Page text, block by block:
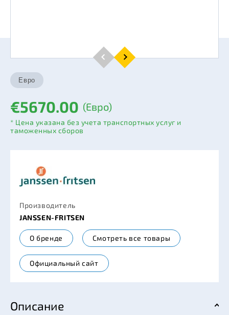
€5670.00 (Евро)
* Цена указана без учета транспортных услуг и
таможенных сборов
Производитель
JANSSEN-FRITSEN
О бренде Смотреть все товары
Официальный сайт
Описание